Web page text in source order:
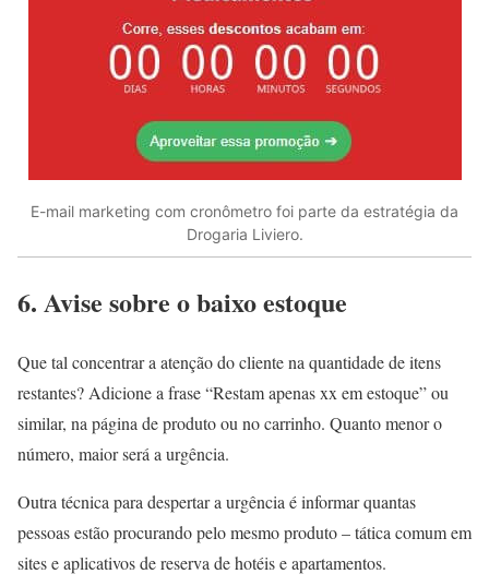
E-mail marketing com cronômetro foi parte da estratégia da
Drogaria Liviero.
6. Avise sobre o baixo estoque
Que tal concentrar a atenção do cliente na quantidade de itens
restantes? Adicione a frase “Restam apenas xx em estoque” ou
similar, na página de produto ou no carrinho. Quanto menor o
número, maior será a urgência.
Outra técnica para despertar a urgência é informar quantas
pessoas estão procurando pelo mesmo produto – tática comum em
sites e aplicativos de reserva de hotéis e apartamentos.